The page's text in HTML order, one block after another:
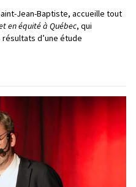
Jean-Baptiste, accueille tout
en équité à Québec, qui
d’une étude